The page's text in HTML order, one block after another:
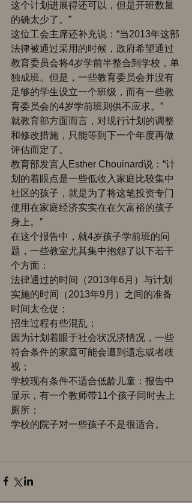
这个计划进展得还可以，但是开班数量
的确太少了。”
这位工会主席还补充说：“当2013年这部
法律被通过采用的时候，政府希望通过
教育委员会将4岁学前半整合到学校，单
独成班。但是，一些教育委员会并没有
足够的学生设立一个班级，而有一些教
育委员会的4岁学前班则供不应求。”
就教育部方面而言，对现行计划的调整
和修改措施，只能等到下一个年度再做
评估而定了。
教育部发言人Esther Chouinard说：“计
划的着眼点是一些低收入家庭比较集中
社区的孩子，就是为了将这笔投资专门
使用在家庭经济实实在在欠富裕的孩子
身上。”
在这个报告中，就4岁孩子学前班的问
题，一些教室尤其集中抱怨了以下若干
个方面：
法律通过的时间（2013年6月）与计划
实施的时间（2013年9月）之间的准备
时间太仓促；
招生过程有些混乱；
因为计划着眼于社会状况济情况，一些
符合条件的家庭可能会遭到遗忘或者歧
视；
学校现有条件不适合低龄儿童：报告中
显示，有一个教师带11个孩子同时去上
厕所；
学校的院子对一些孩子不是很适合。